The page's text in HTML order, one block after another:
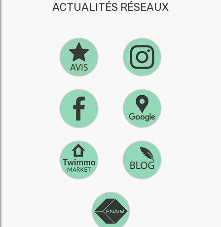
ACTUALITÉS RÉSEAUX